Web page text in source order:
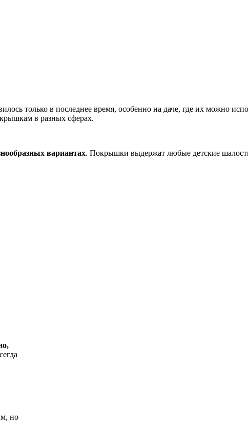
только в последнее время, особенно на даче, где их можно
в разных сферах.
вариантах. Покрышки выдержат любые детские
но